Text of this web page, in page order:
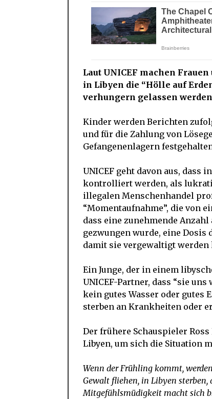
Laut UNICEF machen
in Libyen die “Hölle auf
verhungern gelassen
Kinder werden Berichten
und für die Zahlung von
Gefangenenlagern
UNICEF geht davon aus,
kontrolliert werden, als
illegalen Menschenhandel
“Momentaufnahme”, die von
dass eine zunehmende
gezwungen wurde, eine
damit sie vergewaltigt werden
Ein Junge, der in einem
UNICEF-Partner, dass “sie
kein gutes Wasser oder gutes
sterben an Krankheiten oder
Der frühere Schauspieler
Libyen, um sich die Situation
Wenn der Frühling kommt,
Gewalt fliehen, in Libyen sterben,
Mitgefühlsmüdigkeit macht sich